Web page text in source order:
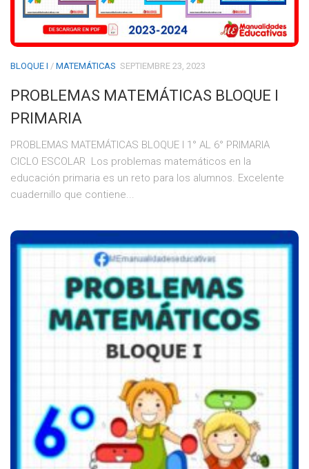
BLOQUE I / MATEMÁTICAS SEPTIEMBRE 23, 2023
PROBLEMAS MATEMÁTICAS BLOQUE I
PRIMARIA
PROBLEMAS MATEMÁTICAS BLOQUE I 1° AL 6° PRIMARIA
CICLO ESCOLAR Los problemas matemáticos en la
educación primaria es un reto para los alumnos. Excelente
cuadernillo que contiene...